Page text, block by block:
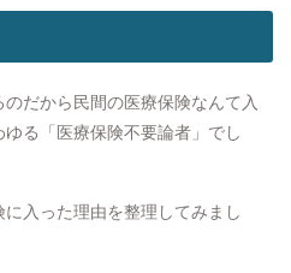
だから民間の医療保険なんて入
る「医療保険不要論者」でし
入った理由を整理してみまし